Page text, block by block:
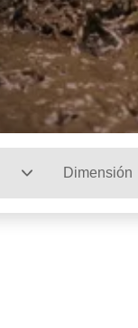
Dimensión